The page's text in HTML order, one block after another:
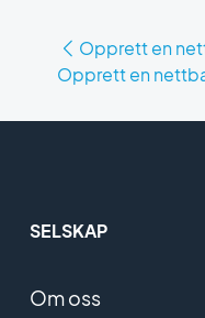
Opprett en
Opprett en
SELSKAP
Om oss